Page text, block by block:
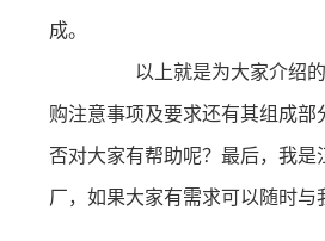
成。
以上就是为大家介绍的
购注意事项及要求还有其组成部
否对大家有帮助呢？最后，我是
厂，如果大家有需求可以随时与